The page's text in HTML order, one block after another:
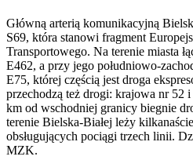
Główną arterią komunikacyjną
S69, która stanowi fragment
Transportowego. Na terenie miasta
E462, a przy jego południowo-
E75, której częścią jest droga
przechodzą też drogi: krajowa nr 52
km od wschodniej granicy biegnie
terenie Bielska-Białej leży
obsługujących pociągi trzech linii.
MZK.